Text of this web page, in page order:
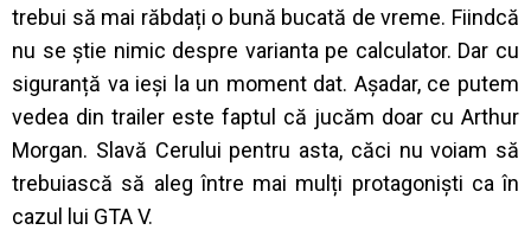
trebui să mai răbdați o bună bucată de vreme. Fiindcă
nu se știe nimic despre varianta pe calculator. Dar cu
siguranță va ieși la un moment dat. Așadar, ce putem
vedea din trailer este faptul că jucăm doar cu Arthur
Morgan. Slavă Cerului pentru asta, căci nu voiam să
trebuiască să aleg între mai mulți protagoniști ca în
cazul lui GTA V.